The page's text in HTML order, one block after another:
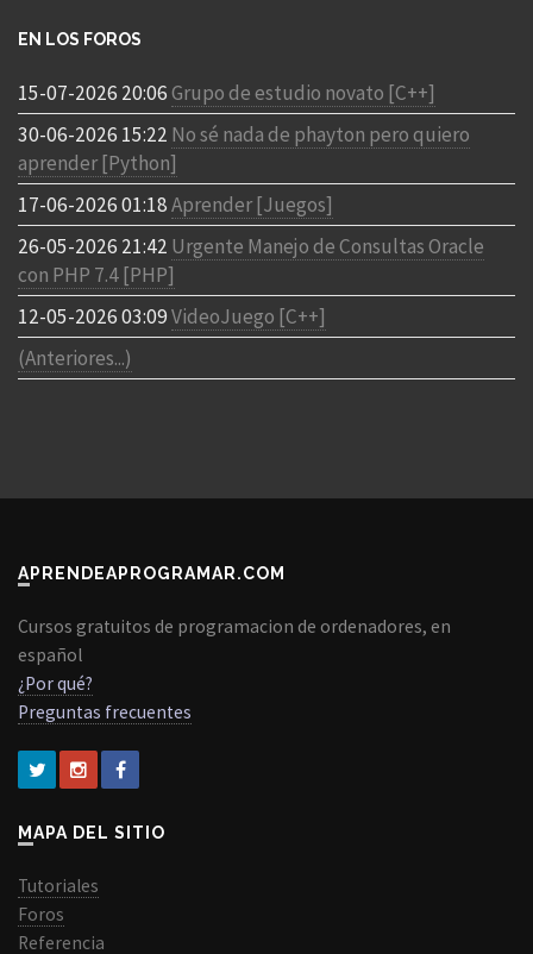
EN LOS FOROS
15-07-2026 20:06Grupo de estudio novato [C++]
30-06-2026 15:22 No sé nada de phayton pero quiero
aprender [Python]
17-06-2026 01:18Aprender [Juegos]
26-05-2026 21:42 Urgente Manejo de Consultas Oracle
con PHP 7.4 [PHP]
12-05-2026 03:09VideoJuego [C++]
(Anteriores...)
APRENDEAPROGRAMAR.COM
Cursos gratuitos de programacion de ordenadores, en
español
¿Por qué?
Preguntas frecuentes
MAPA DEL SITIO
Tutoriales
Foros
Referencia